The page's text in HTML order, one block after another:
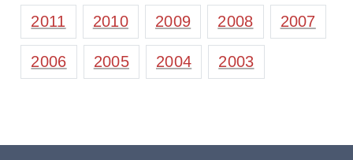
2011 2010 2009 2008 2007
2006 2005 2004 2003